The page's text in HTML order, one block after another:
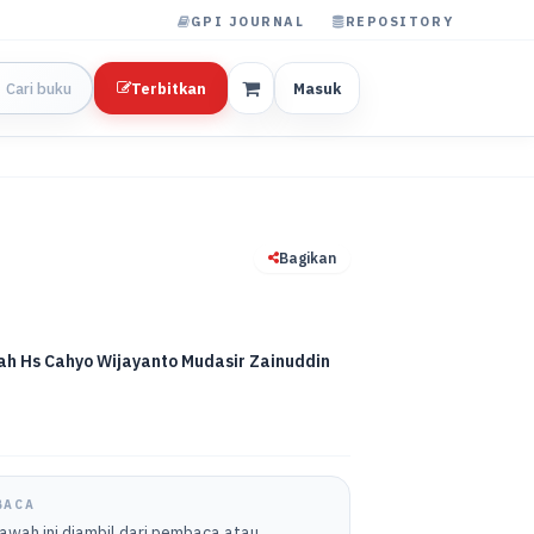
GPI JOURNAL REPOSITORY
Terbitkan Masuk
Bagikan
Hs Cahyo Wijayanto Mudasir Zainuddin